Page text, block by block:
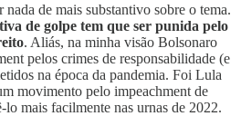
de mais substantivo sobre o tema.
de golpe tem que ser punida pelo
. Aliás, na minha visão Bolsonaro
pelos crimes de responsabilidade (e
na época da pandemia. Foi Lula
movimento pelo impeachment de
mais facilmente nas urnas de 2022.